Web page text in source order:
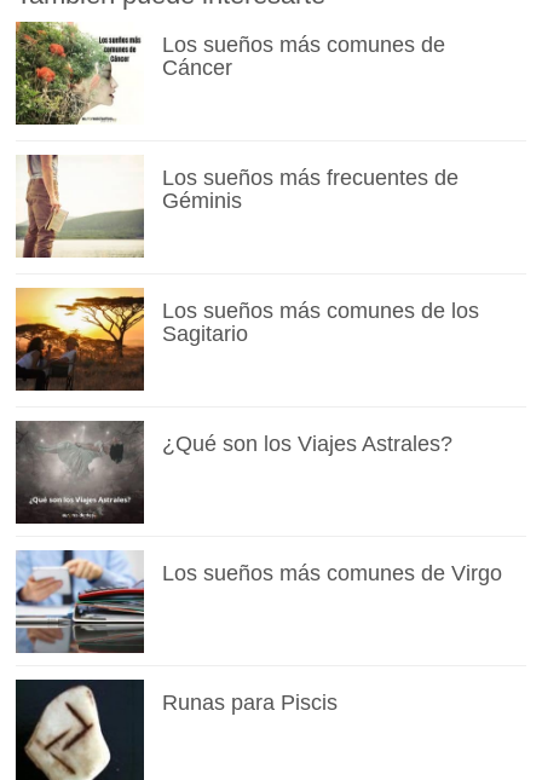
Los sueños más comunes de
Cáncer
Los sueños más frecuentes de
Géminis
Los sueños más comunes de los
Sagitario
¿Qué son los Viajes Astrales?
Los sueños más comunes de Virgo
Runas para Piscis